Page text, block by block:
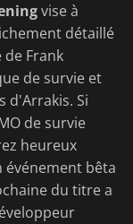
vise à
détaillé
de Frank
de survie et
d'Arrakis. Si
de survie
heureux
bêta
du titre a